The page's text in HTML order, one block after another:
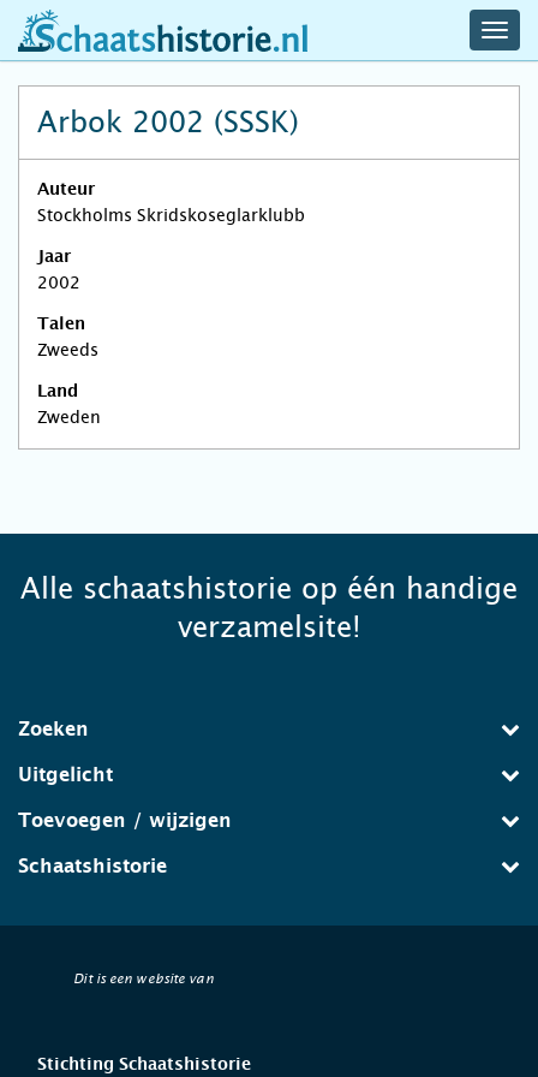
schaatshistorie.nl
Arbok 2002 (SSSK)
Auteur
Stockholms Skridskoseglarklubb
Jaar
2002
Talen
Zweeds
Land
Zweden
Alle schaatshistorie op één handige
verzamelsite!
Zoeken
Uitgelicht
Toevoegen / wijzigen
Schaatshistorie
Dit is een website van
Stichting Schaatshistorie